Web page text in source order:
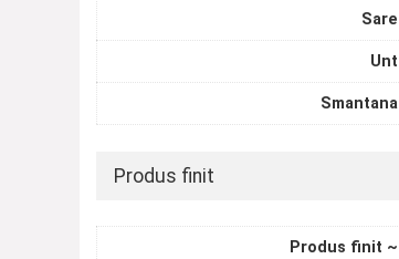
Sare
Unt
Smantana
Produs finit
Produs finit ~